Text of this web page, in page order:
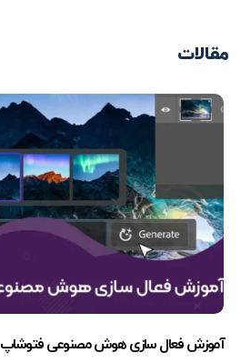
مقالات
آموزش فعال سازی هوش مصنوعی فتوشاپ